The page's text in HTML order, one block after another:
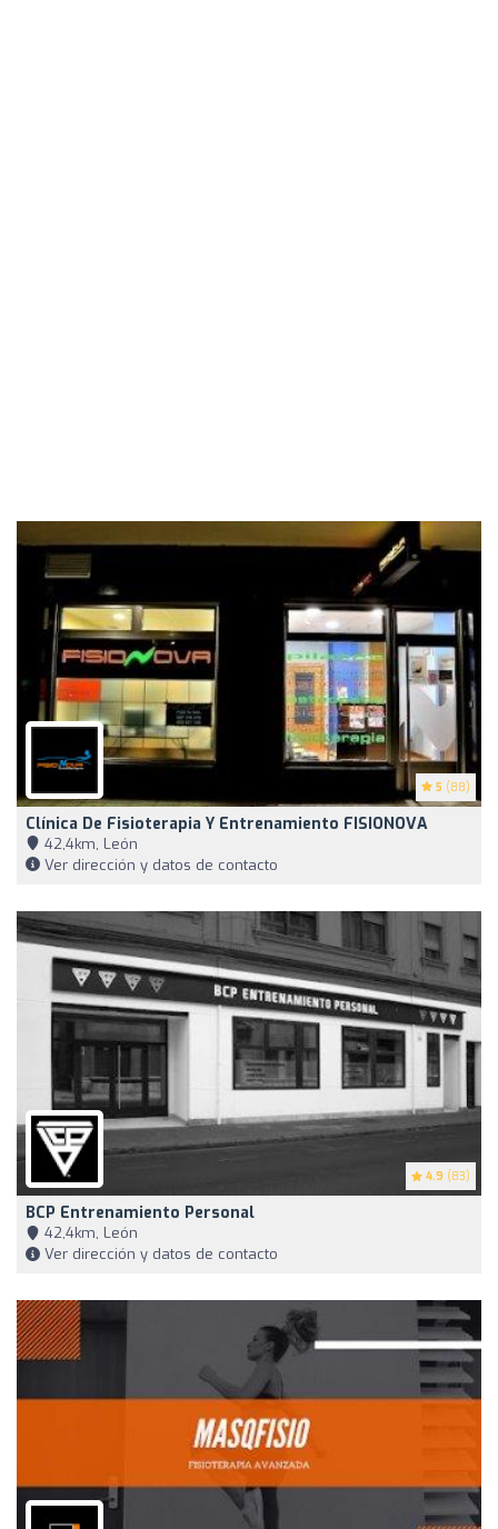
5 (88)
Clínica De Fisioterapia Y Entrenamiento FISIONOVA
42,4km, León
Ver dirección y datos de contacto
4.9 (83)
BCP Entrenamiento Personal
42,4km, León
Ver dirección y datos de contacto